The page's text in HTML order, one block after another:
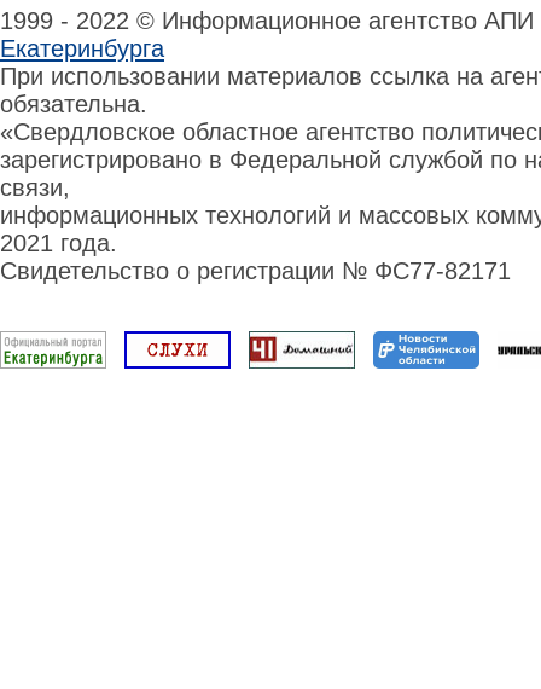
1999 - 2022 © Информационное агентство
Екатеринбурга
При использовании материалов ссылка на
обязательна.
«Свердловское областное агентство
зарегистрировано в Федеральной службой по
связи,
информационных технологий и массовых
2021 года.
Свидетельство о регистрации № ФС77-82171